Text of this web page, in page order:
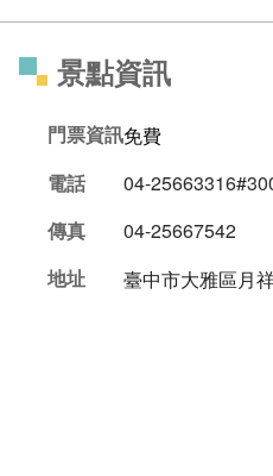
景點資訊
門票資訊免費
電話
04-
傳真
04-25667542
地址
臺中市大雅區月